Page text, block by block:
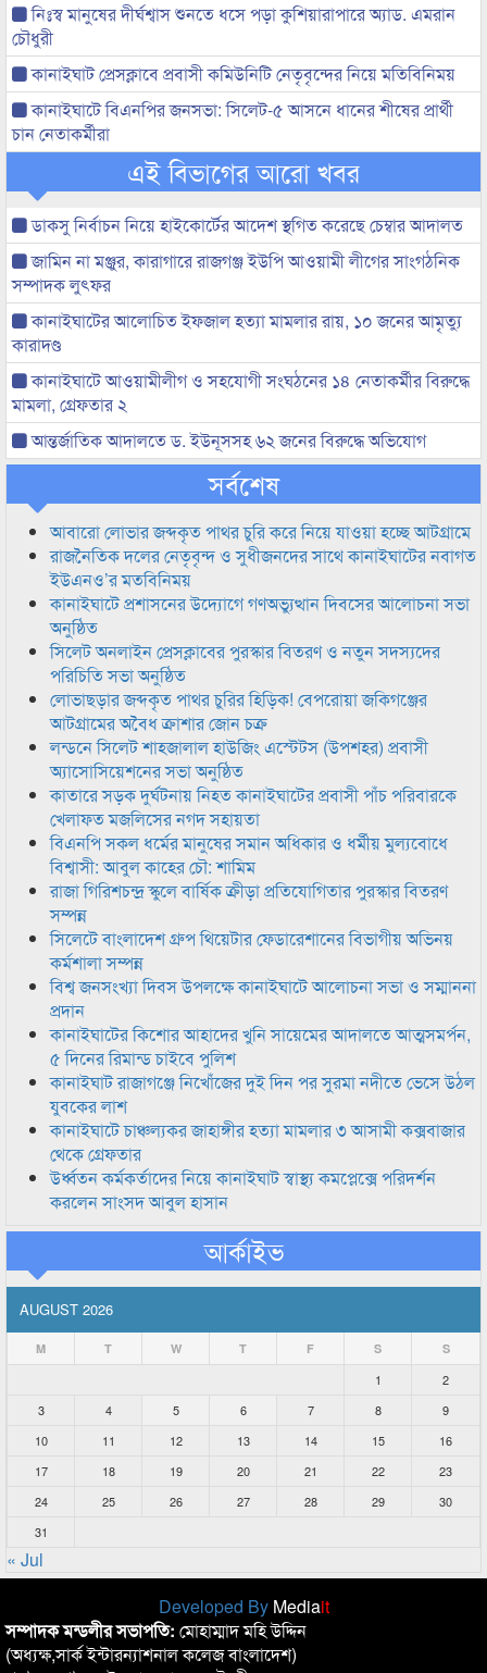
নিঃস্ব মানুষের দীর্ঘশ্বাস শুনতে ধসে পড়া কুশিয়ারাপারে অ্যাড. এমরান
চৌধুরী
কানাইঘাট প্রেসক্লাবে প্রবাসী কমিউনিটি নেতৃবৃন্দের নিয়ে মতিবিনিময়
কানাইঘাটে বিএনপির জনসভা: সিলেট-৫ আসনে ধানের শীষের প্রার্থী
চান নেতাকর্মীরা
এই বিভাগের আরো খবর
ডাকসু নির্বাচন নিয়ে হাইকোর্টের আদেশ স্থগিত করেছে চেম্বার আদালত
জামিন না মঞ্জুর, কারাগারে রাজগঞ্জ ইউপি আওয়ামী লীগের সাংগঠনিক
সম্পাদক লুৎফর
কানাইঘাটের আলোচিত ইফজাল হত্যা মামলার রায়, ১০ জনের আমৃত্যু
কারাদণ্ড
কানাইঘাটে আওয়ামীলীগ ও সহযোগী সংঘঠনের ১৪ নেতাকর্মীর বিরুদ্ধে
মামলা, গ্রেফতার ২
আন্তর্জাতিক আদালতে ড. ইউনূসসহ ৬২ জনের বিরুদ্ধে অভিযোগ
সর্বশেষ
আবারো লোভার জব্দকৃত পাথর চুরি করে নিয়ে যাওয়া হচ্ছে আটগ্রামে
রাজনৈতিক দলের নেতৃবৃন্দ ও সুধীজনদের সাথে কানাইঘাটের নবাগত
ইউএনও’র মতবিনিময়
কানাইঘাটে প্রশাসনের উদ্যোগে গণঅভ্যুত্থান দিবসের আলোচনা সভা
অনুষ্ঠিত
সিলেট অনলাইন প্রেসক্লাবের পুরস্কার বিতরণ ও নতুন সদস্যদের
পরিচিতি সভা অনুষ্ঠিত
লোভাছড়ার জব্দকৃত পাথর চুরির হিড়িক! বেপরোয়া জকিগঞ্জের
আটগ্রামের অবৈধ ক্রাশার জোন চক্র
লন্ডনে সিলেট শাহজালাল হাউজিং এস্টেটস (উপশহর) প্রবাসী
অ্যাসোসিয়েশনের সভা অনুষ্ঠিত
কাতারে সড়ক দুর্ঘটনায় নিহত কানাইঘাটের প্রবাসী পাঁচ পরিবারকে
খেলাফত মজলিসের নগদ সহায়তা
বিএনপি সকল ধর্মের মানুষের সমান অধিকার ও ধর্মীয় মুল্যবোধে
বিশ্বাসী: আবুল কাহের চৌ: শামিম
রাজা গিরিশচন্দ্র স্কুলে বার্ষিক ক্রীড়া প্রতিযোগিতার পুরস্কার বিতরণ
সম্পন্ন
সিলেটে বাংলাদেশ গ্রুপ থিয়েটার ফেডারেশানের বিভাগীয় অভিনয়
কর্মশালা সম্পন্ন
বিশ্ব জনসংখ্যা দিবস উপলক্ষে কানাইঘাটে আলোচনা সভা ও সম্মাননা
প্রদান
কানাইঘাটের কিশোর আহাদের খুনি সায়েমের আদালতে আত্মসমর্পন,
৫ দিনের রিমান্ড চাইবে পুলিশ
কানাইঘাট রাজাগঞ্জে নিখোঁজের দুই দিন পর সুরমা নদীতে ভেসে উঠল
যুবকের লাশ
কানাইঘাটে চাঞ্চল্যকর জাহাঙ্গীর হত্যা মামলার ৩ আসামী কক্সবাজার
থেকে গ্রেফতার
উর্ধ্বতন কর্মকর্তাদের নিয়ে কানাইঘাট স্বাস্থ্য কমপ্লেক্সে পরিদর্শন
করলেন সাংসদ আবুল হাসান
আর্কাইভ
AUGUST 2026
M T W T F S S
1
2
3
4 5 6 7 8
9
10
11 12 13 14 15
16
17
18 19 20 21 22
23
24
25 26 27 28 29
30
31
« Jul
Developed By Mediait
সম্পাদক মন্ডলীর সভাপতি: মোহাম্মাদ মহি উদ্দিন
(অধ্যক্ষ,সার্ক ইন্টারন্যাশনাল কলেজ বাংলাদেশ)